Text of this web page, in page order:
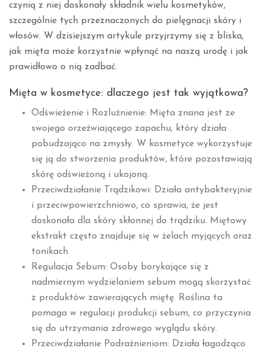
czynią z niej doskonały składnik wielu kosmetyków,
szczególnie tych przeznaczonych do pielęgnacji skóry i
włosów. W dzisiejszym artykule przyjrzymy się z bliska,
jak mięta może korzystnie wpłynąć na naszą urodę i jak
prawidłowo o nią zadbać.
Mięta w kosmetyce: dlaczego jest tak wyjątkowa?
Odświeżenie i Rozluźnienie: Mięta znana jest ze
swojego orzeźwiającego zapachu, który działa
pobudzająco na zmysły. W kosmetyce wykorzystuje
się ją do stworzenia produktów, które pozostawiają
skórę odświeżoną i ukojoną.
Przeciwdziałanie Trądzikowi: Działa antybakteryjnie
i przeciwpowierzchniowo, co sprawia, że jest
doskonała dla skóry skłonnej do trądziku. Miętowy
ekstrakt często znajduje się w żelach myjących oraz
tonikach.
Regulacja Sebum: Osoby borykające się z
nadmiernym wydzielaniem sebum mogą skorzystać
z produktów zawierających miętę. Roślina ta
pomaga w regulacji produkcji sebum, co przyczynia
się do utrzymania zdrowego wyglądu skóry.
Przeciwdziałanie Podrażnieniom: Działa łagodząco